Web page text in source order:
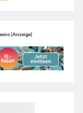
(Anzeige)